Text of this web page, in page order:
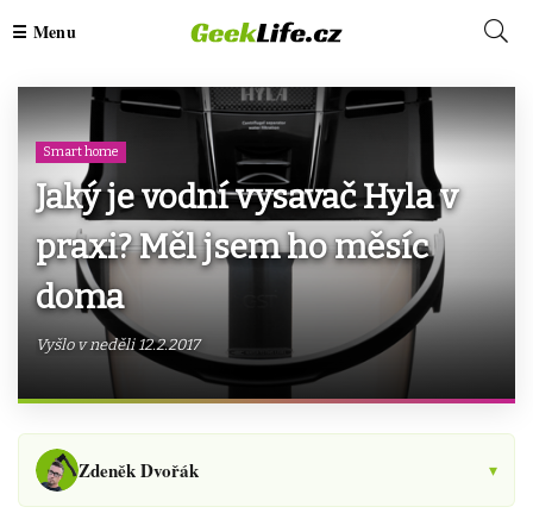
Smart home
Jaký je vodní vysavač Hyla v
praxi? Měl jsem ho měsíc
doma
Vyšlo v neděli 12.2.2017
Zdeněk Dvořák ▾